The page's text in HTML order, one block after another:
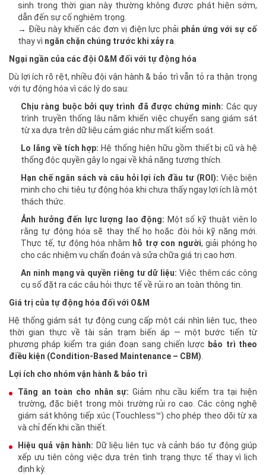
sinh trong thời gian này thường không được phát hiện sớm,
dẫn đến sự cố nghiêm trọng.
→ Điều này khiến các đơn vị điện lực phải phản ứng với sự cố
thay vì ngăn chặn chúng trước khi xảy ra.
Ngại ngần của các đội O&M đối với tự động hóa
Dù lợi ích rõ rệt, nhiều đội vận hành & bảo trì vẫn tỏ ra thận trọng
với tự động hóa vì các lý do sau:
Chịu ràng buộc bởi quy trình đã được chứng minh: Các quy
trình truyền thống lâu năm khiến việc chuyển sang giám sát
từ xa dựa trên dữ liệu cảm giác như mất kiểm soát.
Lo lắng về tích hợp: Hệ thống hiện hữu gồm thiết bị cũ và hệ
thống độc quyền gây lo ngại về khả năng tương thích.
Hạn chế ngân sách và câu hỏi lợi ích đầu tư (ROI): Việc biện
minh cho chi tiêu tự động hóa khi chưa thấy ngay lợi ích là một
thách thức.
Ảnh hưởng đến lực lượng lao động: Một số kỹ thuật viên lo
rằng tự động hóa sẽ thay thế họ hoặc đòi hỏi kỹ năng mới.
Thực tế, tự động hóa nhằm hỗ trợ con người, giải phóng họ
cho các nhiệm vụ chẩn đoán và sửa chữa giá trị cao hơn.
An ninh mạng và quyền riêng tư dữ liệu: Việc thêm các công
cụ số đặt ra các câu hỏi thực tế về rủi ro an toàn thông tin.
Giá trị của tự động hóa đối với O&M
Hệ thống giám sát tự động cung cấp một cái nhìn liên tục, theo
thời gian thực về tài sản trạm biến áp — một bước tiến từ
phương pháp kiểm tra gián đoạn sang chiến lược bảo trì theo
điều kiện (Condition-Based Maintenance – CBM).
Lợi ích cho nhóm vận hành & bảo trì
Tăng an toàn cho nhân sự: Giảm nhu cầu kiểm tra tại hiện
trường, đặc biệt trong môi trường rủi ro cao. Các công nghệ
giám sát không tiếp xúc (Touchless™) cho phép theo dõi từ xa
và chỉ đến khi cần thiết.
Hiệu quả vận hành: Dữ liệu liên tục và cảnh báo tự động giúp
xếp ưu tiên công việc dựa trên tình trạng thực tế thay vì lịch
định kỳ.